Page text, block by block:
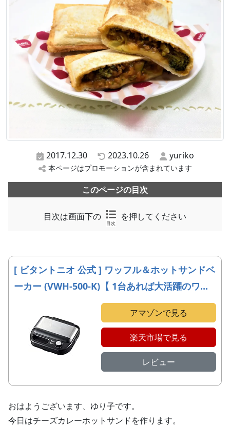
2017.12.30 2023.10.26 yuriko
本ページはプロモーションが含まれています
このページの目次
目次は画面下の
目次
を押してください
[ ビタントニオ 公式 ] ワッフル＆ホットサンドベ
ーカー (VWH-500-K)【 1台あれば大活躍のワ...
アマゾンで見る
楽天市場で見る
レビュー
おはようございます、ゆり子です。
今日はチーズカレーホットサンドを作ります。